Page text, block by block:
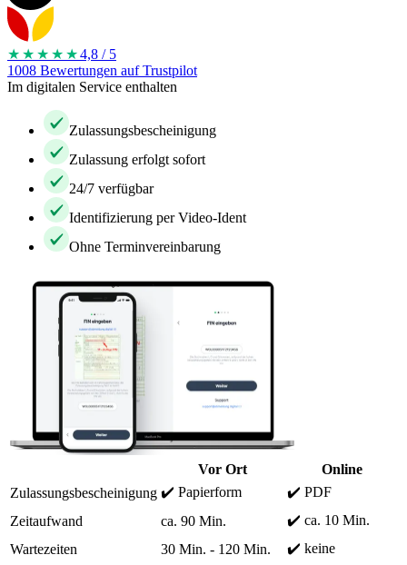
★★★★ ★4,8 / 5
1008 Bewertungen auf Trustpilot
Im digitalen Service enthalten
Zulassungsbescheinigung
Zulassung erfolgt sofort
24/7 verfügbar
Identifizierung per Video-Ident
Ohne Terminvereinbarung
Vor Ort
Online
Zulassungsbescheinigung ✔️ Papierform
✔️ PDF
Zeitaufwand
ca. 90 Min.
✔️ ca. 10 Min.
Wartezeiten
30 Min. - 120 Min. ✔️ keine